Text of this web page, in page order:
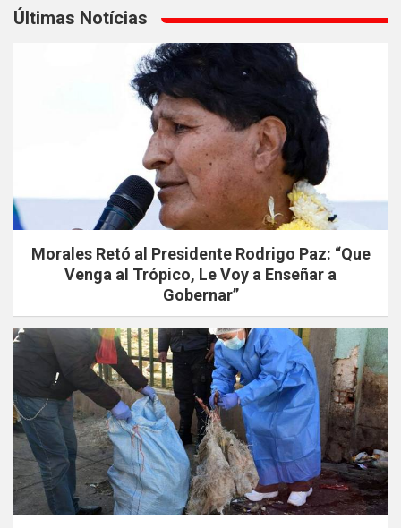
Últimas Notícias
Morales Retó al Presidente Rodrigo Paz: “Que
Venga al Trópico, Le Voy a Enseñar a
Gobernar”